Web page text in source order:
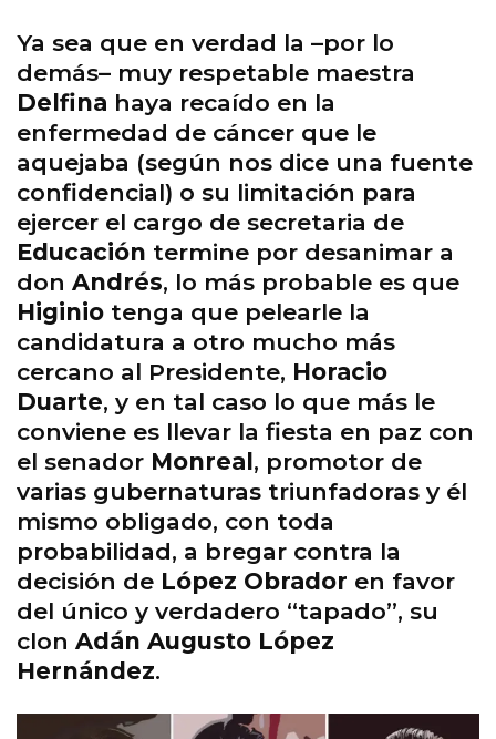
Ya sea que en verdad la –por lo
demás– muy respetable maestra
Delfina haya recaído en la
enfermedad de cáncer que le
aquejaba (según nos dice una fuente
confidencial) o su limitación para
ejercer el cargo de secretaria de
Educación termine por desanimar a
don Andrés, lo más probable es que
Higinio tenga que pelearle la
candidatura a otro mucho más
cercano al Presidente, Horacio
Duarte, y en tal caso lo que más le
conviene es llevar la fiesta en paz con
el senador Monreal, promotor de
varias gubernaturas triunfadoras y él
mismo obligado, con toda
probabilidad, a bregar contra la
decisión de López Obrador en favor
del único y verdadero “tapado”, su
clon Adán Augusto López
Hernández.